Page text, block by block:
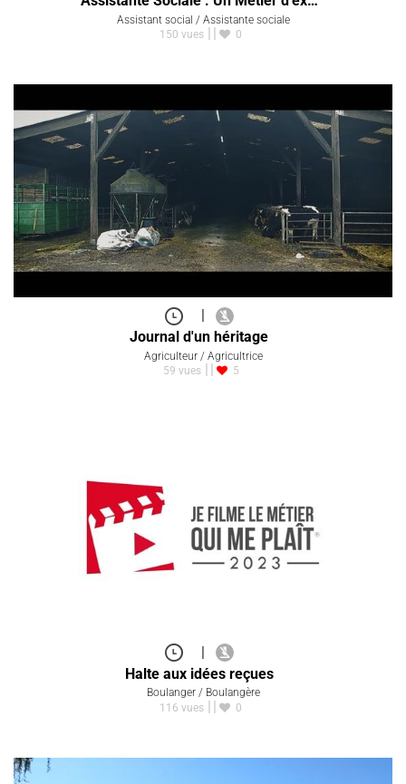
Assistant social / Assistante sociale
150 vues
0
Journal d'un héritage
Agriculteur / Agricultrice
59 vues
5
|
Halte aux idées reçues
Boulanger / Boulangère
116 vues
0